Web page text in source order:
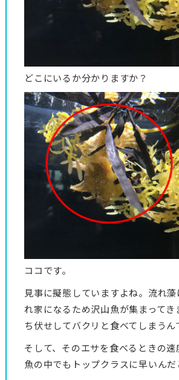
どこにいるか分かりますか？
ココです。
見事に擬態していますよね。流れ
れ家になるため沢山魚が集まってき
ち伏せしてバクリと食べてしまうん
そして、そのエサを食べるときの速
魚の中でもトップクラスに早いんだ